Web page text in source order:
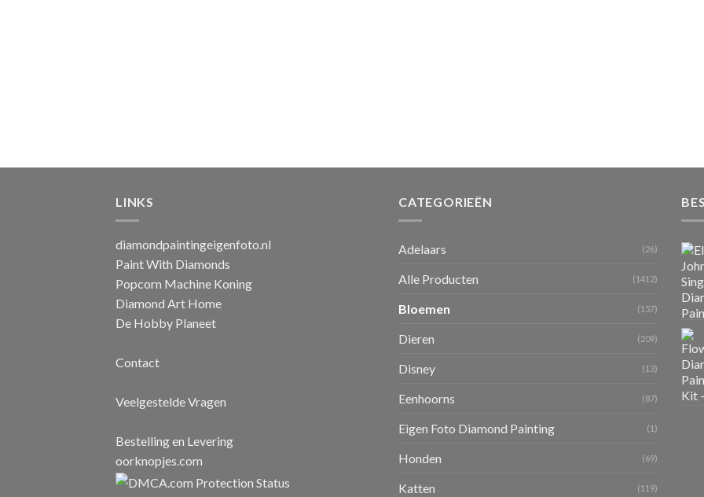
LINKS
diamondpaintingeigenfoto.nl
Paint With Diamonds
Popcorn Machine Koning
Diamond Art Home
De Hobby Planeet
Contact
Veelgestelde Vragen
Bestelling en Levering
oorknopjes.com
CATEGORIEËN
Adelaars (26)
Alle Producten (1412)
Bloemen (157)
Dieren (209)
Disney (13)
Eenhoorns (87)
Eigen Foto Diamond Painting (1)
Honden (69)
Katten (119)